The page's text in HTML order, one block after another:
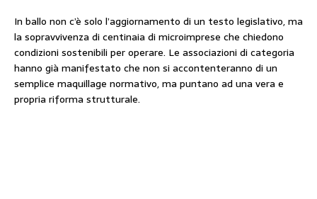
In ballo non c’è solo l’aggiornamento di un testo legislativo, ma
la sopravvivenza di centinaia di microimprese che chiedono
condizioni sostenibili per operare. Le associazioni di categoria
hanno già manifestato che non si accontenteranno di un
semplice maquillage normativo, ma puntano ad una vera e
propria riforma strutturale.